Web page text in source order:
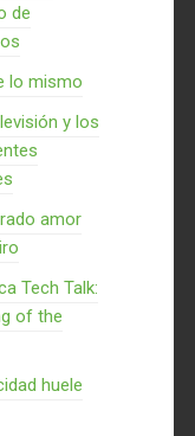
de
lo mismo
y los
amor
Tech Talk:
of the
huele